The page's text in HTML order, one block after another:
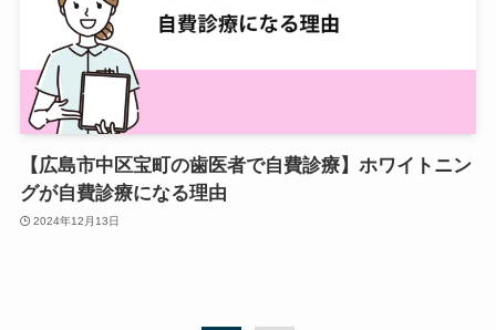
【広島市中区宝町の歯医者で自費診療】ホワイトニン
グが自費診療になる理由
2024年12月13日